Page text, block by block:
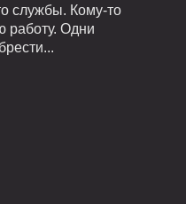
службы. Кому-то
работу. Одни